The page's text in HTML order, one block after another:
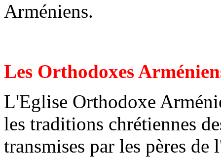
Arméniens.
Les Orthodoxes
L'Eglise Orthodoxe
les traditions chrétiennes
transmises par les pères